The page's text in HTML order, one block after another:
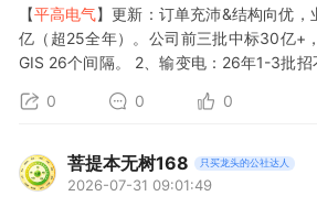
【平高电气】更新：订单充沛&结构向优
亿（超25全年）。公司前三批中标30亿+
GIS 26个间隔。 2、输变电：26年1-3批
0 0 0
菩提本无树168 只买龙头的公社达人
2026-07-31 09:01:49